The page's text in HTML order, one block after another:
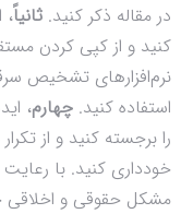
در مقاله ذکر کنید. ثانیاً،
کنید و از کپی کردن
نرم‌افزارهای تشخیص
استفاده کنید. چهارم،
را برجسته کنید و از
خودداری کنید. با رعایت
مشکل حقوقی و اخلاقی